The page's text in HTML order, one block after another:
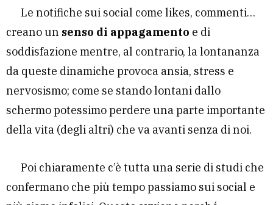
Le notifiche sui social come likes, commenti…
creano un senso di appagamento e di
soddisfazione mentre, al contrario, la lontananza
da queste dinamiche provoca ansia, stress e
nervosismo; come se stando lontani dallo
schermo potessimo perdere una parte importante
della vita (degli altri) che va avanti senza di noi.
Poi chiaramente c’è tutta una serie di studi che
confermano che più tempo passiamo sui social e